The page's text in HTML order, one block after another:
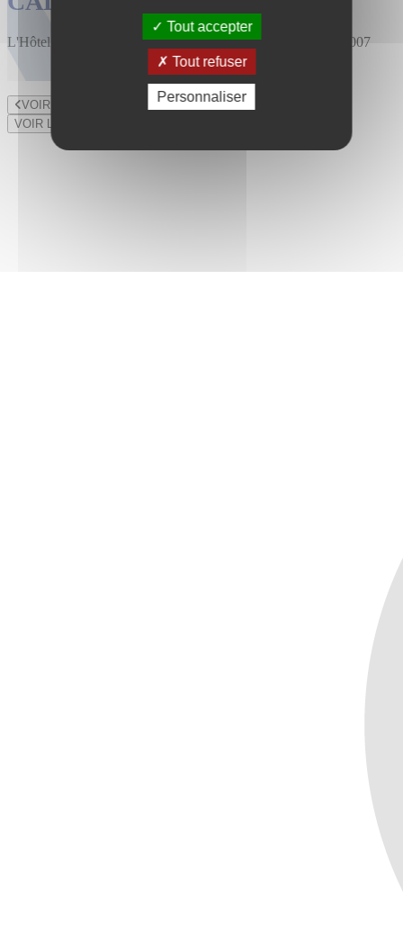
L'Hôtel des Ventes est installé au 47 rue du Bourny depuis 2007
VOIR LE LOT PRÉCÉDENT
VOIR LE LOT SUIVANT
Tout accepter
Tout refuser
Personnaliser